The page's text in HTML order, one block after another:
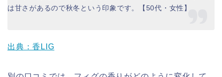
は甘さがあるので秋冬という印象です。【50代・女性】
出典：香LIG